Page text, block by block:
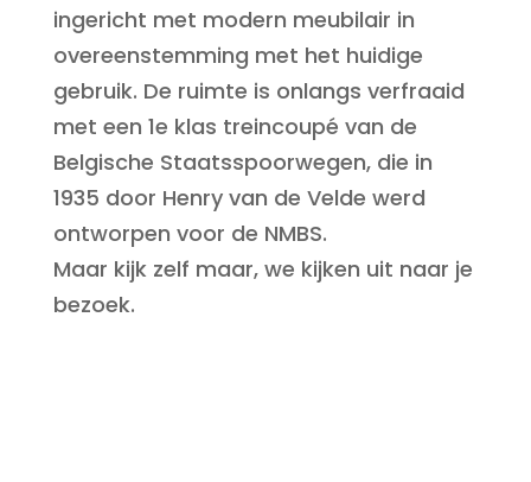
ingericht met modern meubilair in
overeenstemming met het huidige
gebruik. De ruimte is onlangs verfraaid
met een 1e klas treincoupé van de
Belgische Staatsspoorwegen, die in
1935 door Henry van de Velde werd
ontworpen voor de NMBS.
Maar kijk zelf maar, we kijken uit naar je
bezoek.